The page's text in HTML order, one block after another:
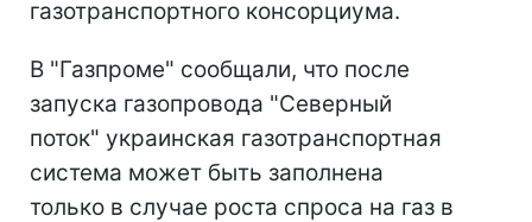
газотранспортного консорциума.
В "Газпроме" сообщали, что после
запуска газопровода "Северный
поток" украинская газотранспортная
система может быть заполнена
только в случае роста спроса на газ в